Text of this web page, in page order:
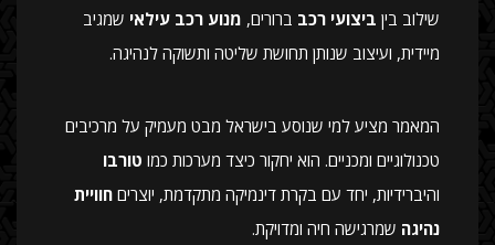
שילוב בין ביצועי רכב ברורים, מנוע רכב עילאי שמגיב
מיידית, ועיצוב שנותן תחושת שליטה ותשוקה לנהיגה.
המאמר מציע למי שנוסע בישראל מבט מעמיק על מרכיבים
טכנולוגיים ומכניים. הוא יחקור כיצד מערכות כמו טורבו
והיברידיות, יחד עם בקרת דינמיקה מתקדמת, יוצרים חוויית
נהיגה שמרגישה חיה ומדויקת.